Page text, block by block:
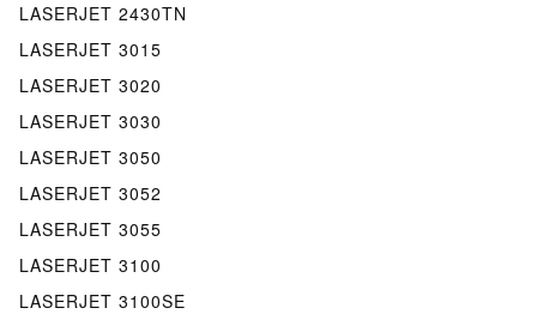
LASERJET 2430TN
LASERJET 3015
LASERJET 3020
LASERJET 3030
LASERJET 3050
LASERJET 3052
LASERJET 3055
LASERJET 3100
LASERJET 3100SE